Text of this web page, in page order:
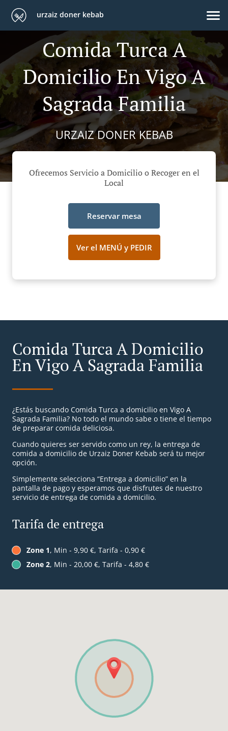
urzaiz doner kebab
Comida Turca A
Domicilio En Vigo A
Sagrada Familia
URZAIZ DONER KEBAB
Ofrecemos Servicio a Domicilio o Recoger en el
Local
Reservar mesa
Ver el MENÚ y PEDIR
Comida Turca A Domicilio
En Vigo A Sagrada Familia
¿Estás buscando Comida Turca a domicilio en Vigo A
Sagrada Familia? No todo el mundo sabe o tiene el tiempo
de preparar comida deliciosa.
Cuando quieres ser servido como un rey, la entrega de
comida a domicilio de Urzaiz Doner Kebab será tu mejor
opción.
Simplemente selecciona “Entrega a domicilio” en la
pantalla de pago y esperamos que disfrutes de nuestro
servicio de entrega de comida a domicilio.
Tarifa de entrega
Zone 1, Min - 9,90 €, Tarifa - 0,90 €
Zone 2, Min - 20,00 €, Tarifa - 4,80 €